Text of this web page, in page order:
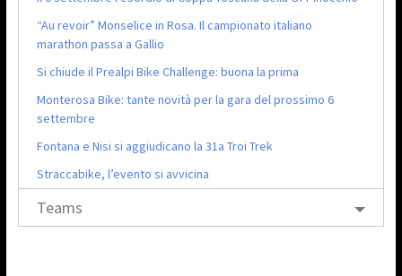
“Au revoir” Monselice in Rosa. Il campionato italiano
marathon passa a Gallio
Si chiude il Prealpi Bike Challenge: buona la prima
Monterosa Bike: tante novità per la gara del prossimo 6
settembre
Fontana e Nisi si aggiudicano la 31a Troi Trek
Straccabike, l’evento si avvicina
Teams